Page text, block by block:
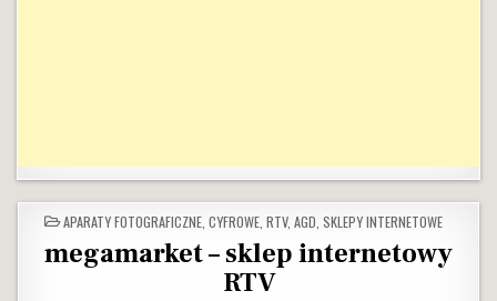
POSTED
IN
APARATY FOTOGRAFICZNE, CYFROWE, RTV, AGD SKLEPY INTERNETOWE
megamarket – sklep internetowy
RTV